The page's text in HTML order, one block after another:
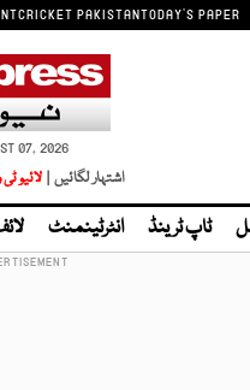
CRICKET PAKISTANTODAY'S PAPER
07, 2026
اشتہار لگائیں | لائیو
ٹاپ ٹرینڈ انٹرٹینمنٹ